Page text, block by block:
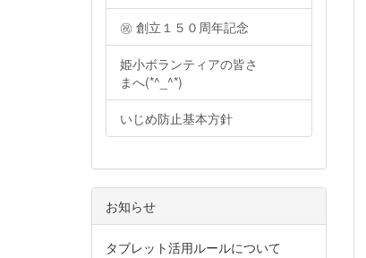
㊗ 創立１５０周年記念
姫小ボランティアの皆さ
まへ(*^_^*)
いじめ防止基本方針
お知らせ
タブレット活用ルールについて